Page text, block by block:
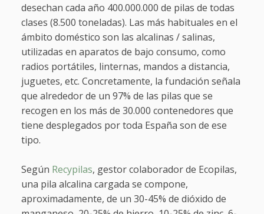
desechan cada año 400.000.000 de pilas de todas
clases (8.500 toneladas). Las más habituales en el
ámbito doméstico son las alcalinas / salinas,
utilizadas en aparatos de bajo consumo, como
radios portátiles, linternas, mandos a distancia,
juguetes, etc. Concretamente, la fundación señala
que alrededor de un 97% de las pilas que se
recogen en los más de 30.000 contenedores que
tiene desplegados por toda España son de ese
tipo.
Según Recypilas, gestor colaborador de Ecopilas,
una pila alcalina cargada se compone,
aproximadamente, de un 30-45% de dióxido de